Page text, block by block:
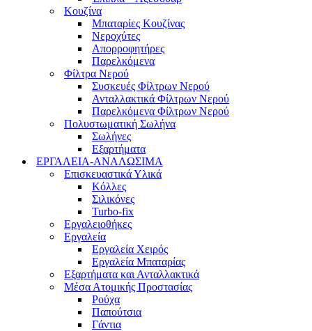
Κουζίνα
Μπαταρίες Κουζίνας
Νεροχύτες
Απορροφητήρες
Παρελκόμενα
Φίλτρα Νερού
Συσκευές Φίλτρων Νερού
Ανταλλακτικά Φίλτρων Νερού
Παρελκόμενα Φίλτρων Νερού
Πολυστωματική Σωλήνα
Σωλήνες
Εξαρτήματα
ΕΡΓΑΛΕΙΑ-ΑΝΑΛΩΣΙΜΑ
Επισκευαστικά Υλικά
Κόλλες
Σιλικόνες
Turbo-fix
Εργαλειοθήκες
Εργαλεία
Εργαλεία Χειρός
Εργαλεία Μπαταρίας
Εξαρτήματα και Ανταλλακτικά
Μέσα Ατομικής Προστασίας
Ρούχα
Παπούτσια
Γάντια